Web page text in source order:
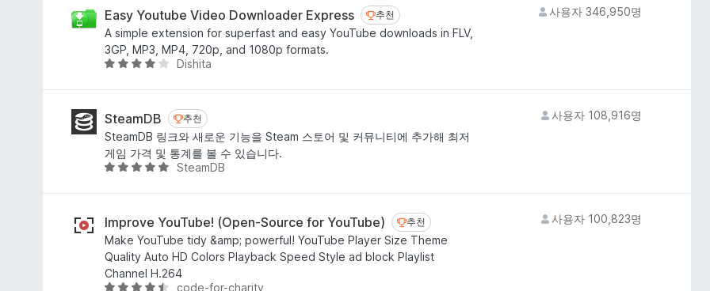
점
점
에
4
.
Easy Youtube Video Downloader Express 추천
추천
A simple extension for superfast and easy YouTube downloads in FLV,
3GP, MP3, MP4, 720p, and 1080p formats.
5
점
에
4
.
Dishita
사용자 346,950명
SteamDB 추천
추천
SteamDB 링크와 새로운 기능을 Steam 스토어 및 커뮤니티에 추가해 최저
게임 가격 및 통계를 볼 수 있습니다.
5
점
에
4
.
8
SteamDB
사용자 108,916명
Improve YouTube! (Open-Source for YouTube) 추천
추천
Make YouTube tidy &amp; powerful! YouTube Player Size Theme
Quality Auto HD Colors Playback Speed Style ad block Playlist
Channel H.264
code-for-charity
사용자 100,823명